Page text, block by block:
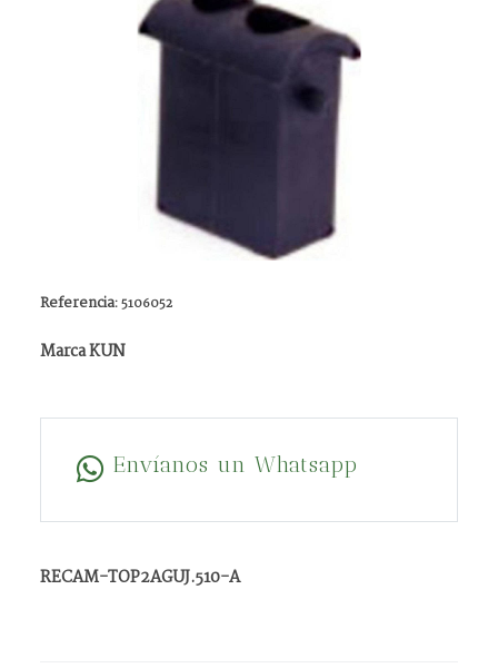
Referencia:5106052
Marca KUN
Envíanos un Whatsapp
RECAM-TOP2AGUJ.510-A